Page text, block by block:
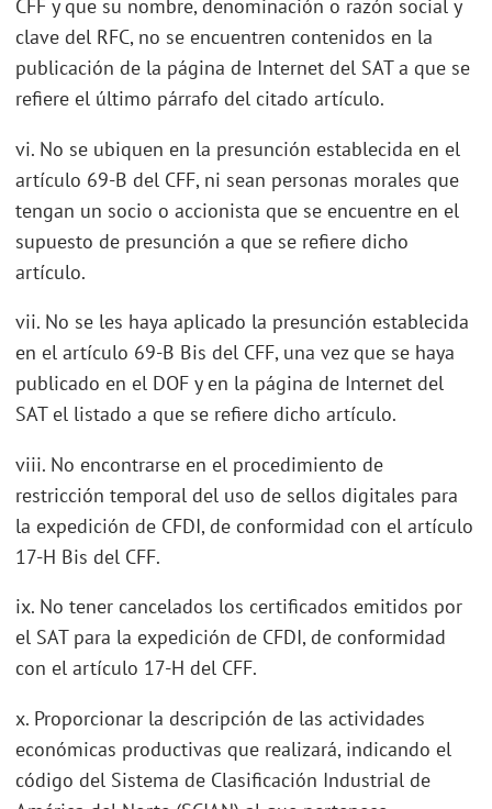
CFF y que su nombre, denominación o razón social y
clave del RFC, no se encuentren contenidos en la
publicación de la página de Internet del SAT a que se
refiere el último párrafo del citado artículo.
vi. No se ubiquen en la presunción establecida en el
artículo 69-B del CFF, ni sean personas morales que
tengan un socio o accionista que se encuentre en el
supuesto de presunción a que se refiere dicho
artículo.
vii. No se les haya aplicado la presunción establecida
en el artículo 69-B Bis del CFF, una vez que se haya
publicado en el DOF y en la página de Internet del
SAT el listado a que se refiere dicho artículo.
viii. No encontrarse en el procedimiento de
restricción temporal del uso de sellos digitales para
la expedición de CFDI, de conformidad con el artículo
17-H Bis del CFF.
ix. No tener cancelados los certificados emitidos por
el SAT para la expedición de CFDI, de conformidad
con el artículo 17-H del CFF.
x. Proporcionar la descripción de las actividades
económicas productivas que realizará, indicando el
código del Sistema de Clasificación Industrial de